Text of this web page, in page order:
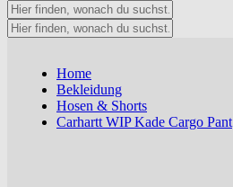
Home
Bekleidung
Hosen & Shorts
Carhartt WIP Kade Cargo Pant